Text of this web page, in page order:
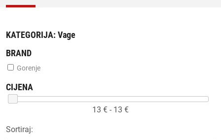
KATEGORIJA: Vage
BRAND
Gorenje
CIJENA
13 € - 13 €
Sortiraj: